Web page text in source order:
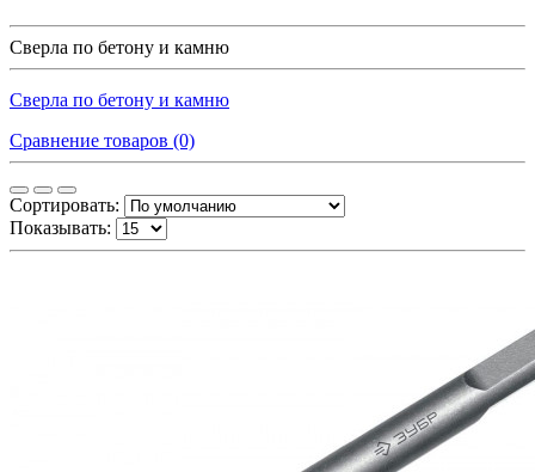
Сверла по бетону и камню
Сверла по бетону и камню
Сравнение товаров (0)
Сортировать:
Показывать: